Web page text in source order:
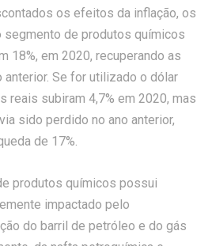
os efeitos da inflação, os
de produtos químicos
18%, em 2020, recuperando as
anterior. Se for utilizado o dólar
reais subiram 4,7% em 2020, mas
sido perdido no ano anterior,
de 17%.
produtos químicos possui
impactado pelo
do barril de petróleo e do gás